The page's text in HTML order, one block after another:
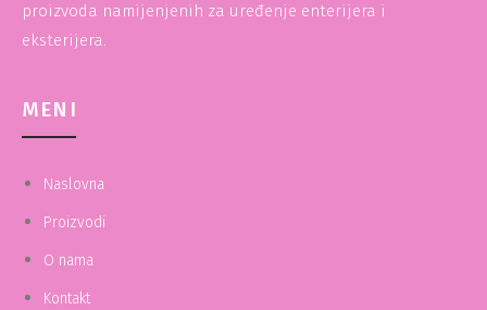
proizvoda namijenjenih za uređenje enterijera i
eksterijera.
MENI
Naslovna
Proizvodi
O nama
Kontakt